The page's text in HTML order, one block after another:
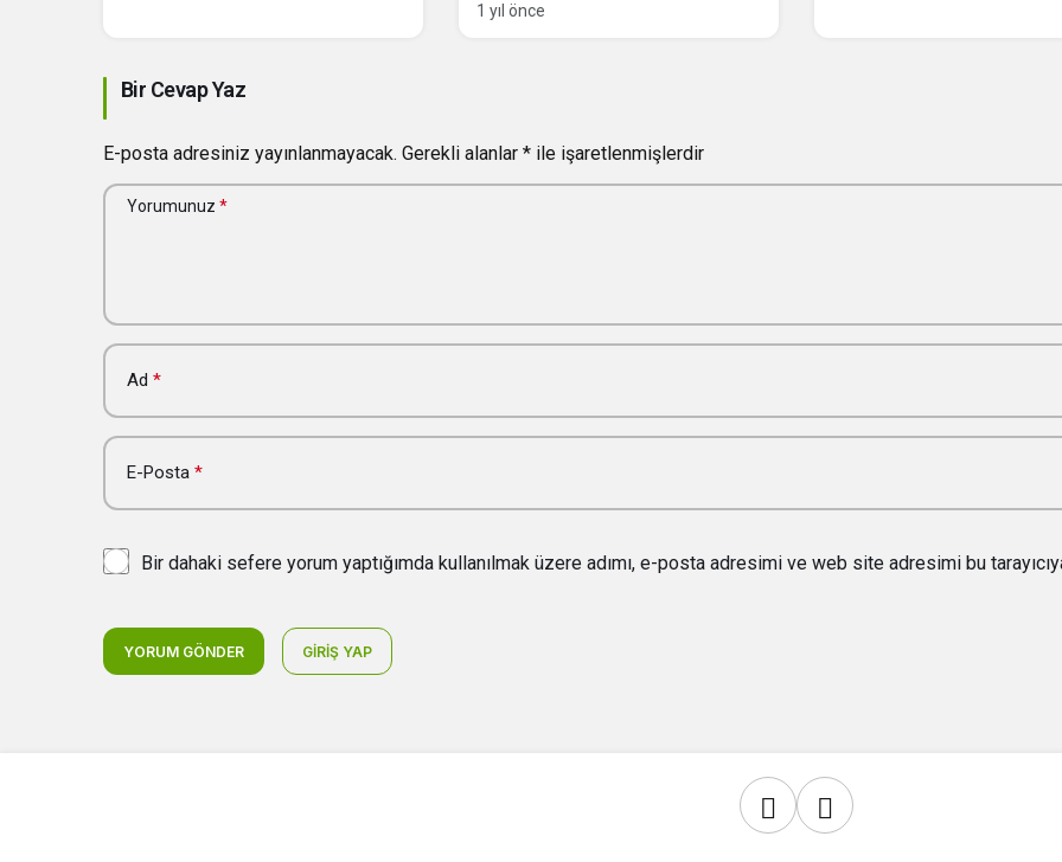
1 yıl önce
Bir Cevap Yaz
E-posta adresiniz yayınlanmayacak. Gerekli alanlar * ile işaretlenmişlerdir
Yorumunuz *
Ad *
E-Posta *
Bir dahaki sefere yorum yaptığımda kullanılmak üzere adımı, e-posta adresimi ve web site adresimi bu
YORUM GÖNDER GIRIŞ YAP